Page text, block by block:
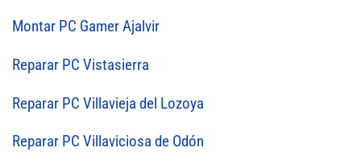
Montar PC Gamer Ajalvir
Reparar PC Vistasierra
Reparar PC Villavieja del Lozoya
Reparar PC Villaviciosa de Odón